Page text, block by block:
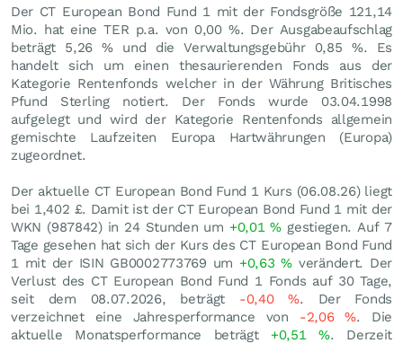
Der CT European Bond Fund 1 mit der Fondsgröße 121,14
Mio. hat eine TER p.a. von 0,00 %. Der Ausgabeaufschlag
beträgt 5,26 % und die Verwaltungsgebühr 0,85 %. Es
handelt sich um einen thesaurierenden Fonds aus der
Kategorie Rentenfonds welcher in der Währung Britisches
Pfund Sterling notiert. Der Fonds wurde 03.04.1998
aufgelegt und wird der Kategorie Rentenfonds allgemein
gemischte Laufzeiten Europa Hartwährungen (Europa)
zugeordnet.
Der aktuelle CT European Bond Fund 1 Kurs (06.08.26) liegt
bei 1,402 £. Damit ist der CT European Bond Fund 1 mit der
WKN (987842) in 24 Stunden um +0,01% gestiegen. Auf 7
Tage gesehen hat sich der Kurs des CT European Bond Fund
1 mit der ISIN GB0002773769 um +0,63% verändert. Der
Verlust des CT European Bond Fund 1 Fonds auf 30 Tage,
seit dem 08.07.2026, beträgt -0,40%. Der Fonds
verzeichnet eine Jahresperformance von -2,06%. Die
aktuelle Monatsperformance beträgt +0,51%. Derzeit